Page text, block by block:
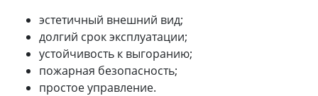
эстетичный внешний вид;
долгий срок эксплуатации;
устойчивость к выгоранию;
пожарная безопасность;
простое управление.